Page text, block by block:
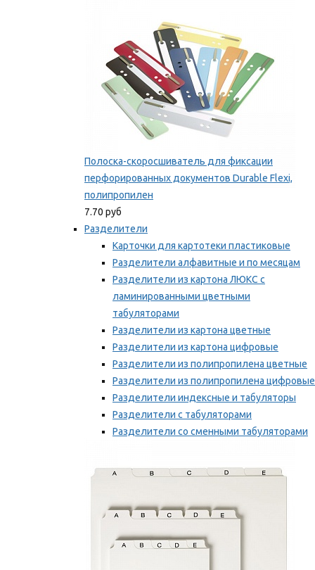
Полоска-скоросшиватель для фиксации
перфорированных документов Durable Flexi,
полипропилен
7.70 руб
Разделители
Карточки для картотеки пластиковые
Разделители алфавитные и по месяцам
Разделители из картона ЛЮКС с
ламинированными цветными
табуляторами
Разделители из картона цветные
Разделители из картона цифровые
Разделители из полипропилена цветные
Разделители из полипропилена цифровые
Разделители индексные и табуляторы
Разделители с табуляторами
Разделители со сменными табуляторами